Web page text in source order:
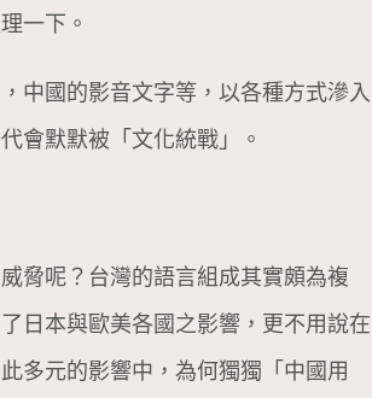
一下。
中國的影音文字等，以各種方式滲入
會默默被「文化統戰」。
脅呢？台灣的語言組成其實頗為複
日本與歐美各國之影響，更不用說在
多元的影響中，為何獨獨「中國用